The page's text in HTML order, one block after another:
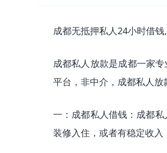
成都无抵押私人24小时借
成都私人放款是成都一家
平台，非中介，成都私人放
一：成都私人借钱：成都
装修入住，或者有稳定收入